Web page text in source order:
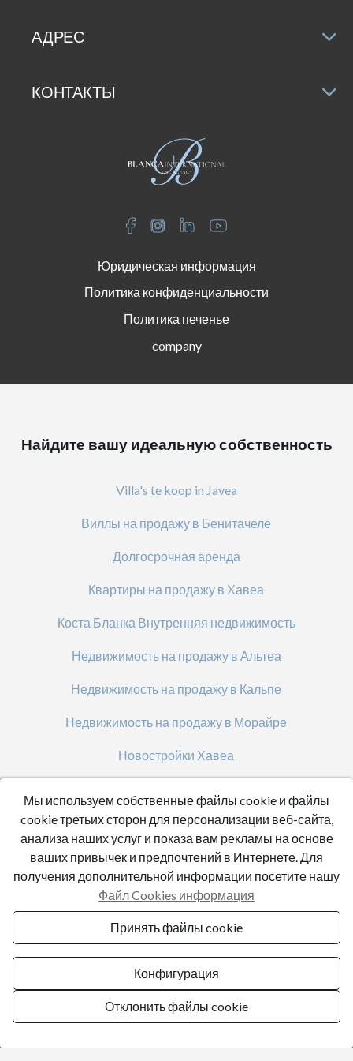
инвестиция, этот проект представляет собой
привлекательных мест на побережье Коста-Бланка.
сегодня для получения дополнительной
информации и просмотра!
АДРЕС
КОНТАКТЫ
Юридическая информация
Политика конфиденциальности
Политика печенье
company
Найдите вашу идеальную собственность
Villa's te koop in Javea
Виллы на продажу в Бенитачеле
Долгосрочная аренда
Квартиры на продажу в Хавеа
Коста Бланка Внутренняя недвижимость
Недвижимость на продажу в Альтеа
Недвижимость на продажу в Кальпе
Недвижимость на продажу в Морайре
Новостройки Хавеа
Бланка
Продажа недвижимости в Бениссе
Продажа недвижимости в Бенитчелле
Продажа недвижимости в Дении
Продажа недвижимости в Хавеа
Мы используем собственные файлы cookie и файлы
cookie третьих сторон для персонализации веб-сайта,
анализа наших услуг и показа вам рекламы на основе
ваших привычек и предпочтений в Интернете. Для
получения дополнительной информации посетите нашу
Файл Cookies информация
Принять файлы cookie
Конфигурация
Отклонить файлы cookie